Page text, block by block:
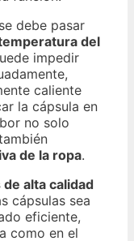
debe pasar
del
impedir
caliente
la cápsula en
no solo
de la ropa.
alta calidad
cápsulas sea
eficiente,
como en el